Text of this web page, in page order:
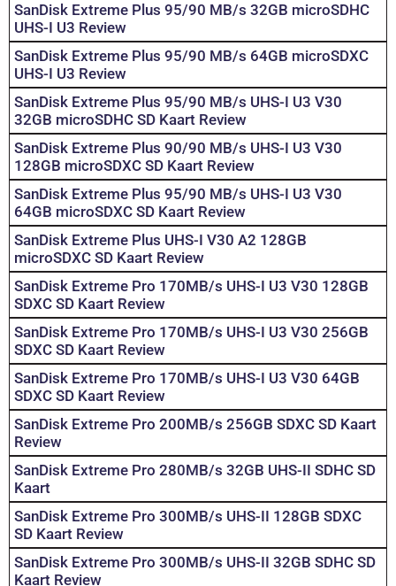
SanDisk Extreme Plus 95/90 MB/s 32GB microSDHC
UHS-I U3 Review
SanDisk Extreme Plus 95/90 MB/s 64GB microSDXC
UHS-I U3 Review
SanDisk Extreme Plus 95/90 MB/s UHS-I U3 V30
32GB microSDHC SD Kaart Review
SanDisk Extreme Plus 90/90 MB/s UHS-I U3 V30
128GB microSDXC SD Kaart Review
SanDisk Extreme Plus 95/90 MB/s UHS-I U3 V30
64GB microSDXC SD Kaart Review
SanDisk Extreme Plus UHS-I V30 A2 128GB
microSDXC SD Kaart Review
SanDisk Extreme Pro 170MB/s UHS-I U3 V30 128GB
SDXC SD Kaart Review
SanDisk Extreme Pro 170MB/s UHS-I U3 V30 256GB
SDXC SD Kaart Review
SanDisk Extreme Pro 170MB/s UHS-I U3 V30 64GB
SDXC SD Kaart Review
SanDisk Extreme Pro 200MB/s 256GB SDXC SD Kaart
Review
SanDisk Extreme Pro 280MB/s 32GB UHS-II SDHC SD
Kaart
SanDisk Extreme Pro 300MB/s UHS-II 128GB SDXC
SD Kaart Review
SanDisk Extreme Pro 300MB/s UHS-II 32GB SDHC SD
Kaart Review